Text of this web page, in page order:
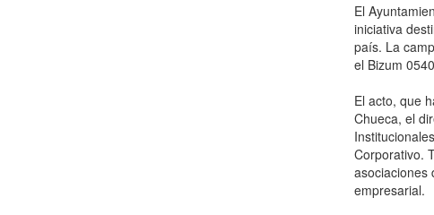
El
iniciativa
país. La
el Bizum
El acto, que
Chueca, el
Corporativo.
asociaciones
empresarial.